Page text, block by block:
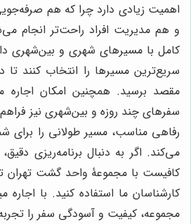
اهمیت زیادی دارد چرا که هم
و هم مدیریت افراد راحت‌تر انجام
کامل با مسیرهای شهری و بین‌شهری
سریع‌ترین مسیرها را انتخاب کنند
مقصد برسید. همچنین امکان اجاره
سفرهای چند روزه و بین‌شهری نیز
رفاهی مناسب، مسیر طولانی را برای
می‌کند. اگر به دنبال برنامه‌ریزی
کافیست با مجموعۀ واحد گشت تهران
کارشناسان ما استفاده کنید. با
مجموعه، کیفیت و آسودگی سفر را